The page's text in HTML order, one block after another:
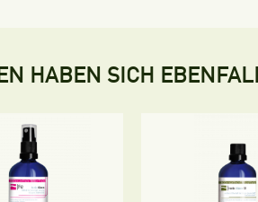
HABEN SICH